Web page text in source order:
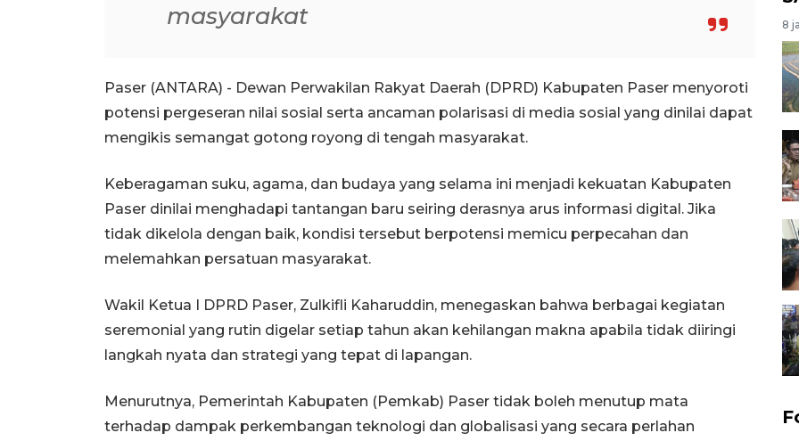
masyarakat
Paser (ANTARA) - Dewan Perwakilan Rakyat Daerah (DPRD) Kabupaten Paser menyoroti
potensi pergeseran nilai sosial serta ancaman polarisasi di media sosial yang dinilai dapat
mengikis semangat gotong royong di tengah masyarakat.
Keberagaman suku, agama, dan budaya yang selama ini menjadi kekuatan Kabupaten
Paser dinilai menghadapi tantangan baru seiring derasnya arus informasi digital. Jika
tidak dikelola dengan baik, kondisi tersebut berpotensi memicu perpecahan dan
melemahkan persatuan masyarakat.
Wakil Ketua I DPRD Paser, Zulkifli Kaharuddin, menegaskan bahwa berbagai kegiatan
seremonial yang rutin digelar setiap tahun akan kehilangan makna apabila tidak diiringi
langkah nyata dan strategi yang tepat di lapangan.
Menurutnya, Pemerintah Kabupaten (Pemkab) Paser tidak boleh menutup mata
terhadap dampak perkembangan teknologi dan globalisasi yang secara perlahan
8